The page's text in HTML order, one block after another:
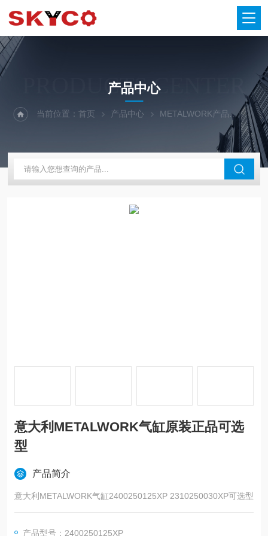
PRODUCTS CENTER
产品中心
当前位置：首页 产品中心 METALWORK产品 气缸
意大利METALWORK气缸原装正品可选
型
产品简介
意大利METALWORK气缸2400250125XP 2310250030XP可选型
产品型号：2400250125XP